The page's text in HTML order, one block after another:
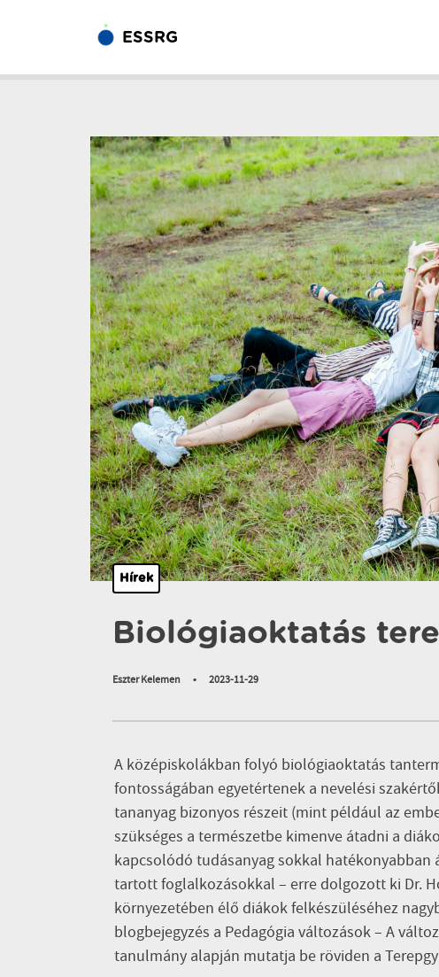
ESSRG
Hírek
Biológiaoktatás
Eszter Kelemen • 2023-11-29
A középiskolákban folyó biológiaoktatás
fontosságában egyetértenek a nevelési
tananyag bizonyos részeit (mint például az
szükséges a természetbe kimenve átadni a
kapcsolódó tudásanyag sokkal
tartott foglalkozásokkal – erre dolgozott ki Dr.
környezetében élő diákok felkészüléséhez
blogbejegyzés a Pedagógia változások – A
tanulmány alapján mutatja be röviden a